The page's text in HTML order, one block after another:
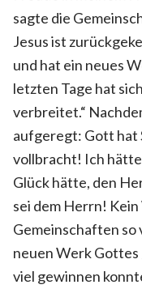
sagte die
Jesus ist
und hat ein neues
letzten Tage hat
verbreitet.“
aufgeregt: Gott hat
vollbracht! Ich hätte
Glück hätte, den
sei dem Herrn!
Gemeinschaften so
neuen Werk
viel gewinnen